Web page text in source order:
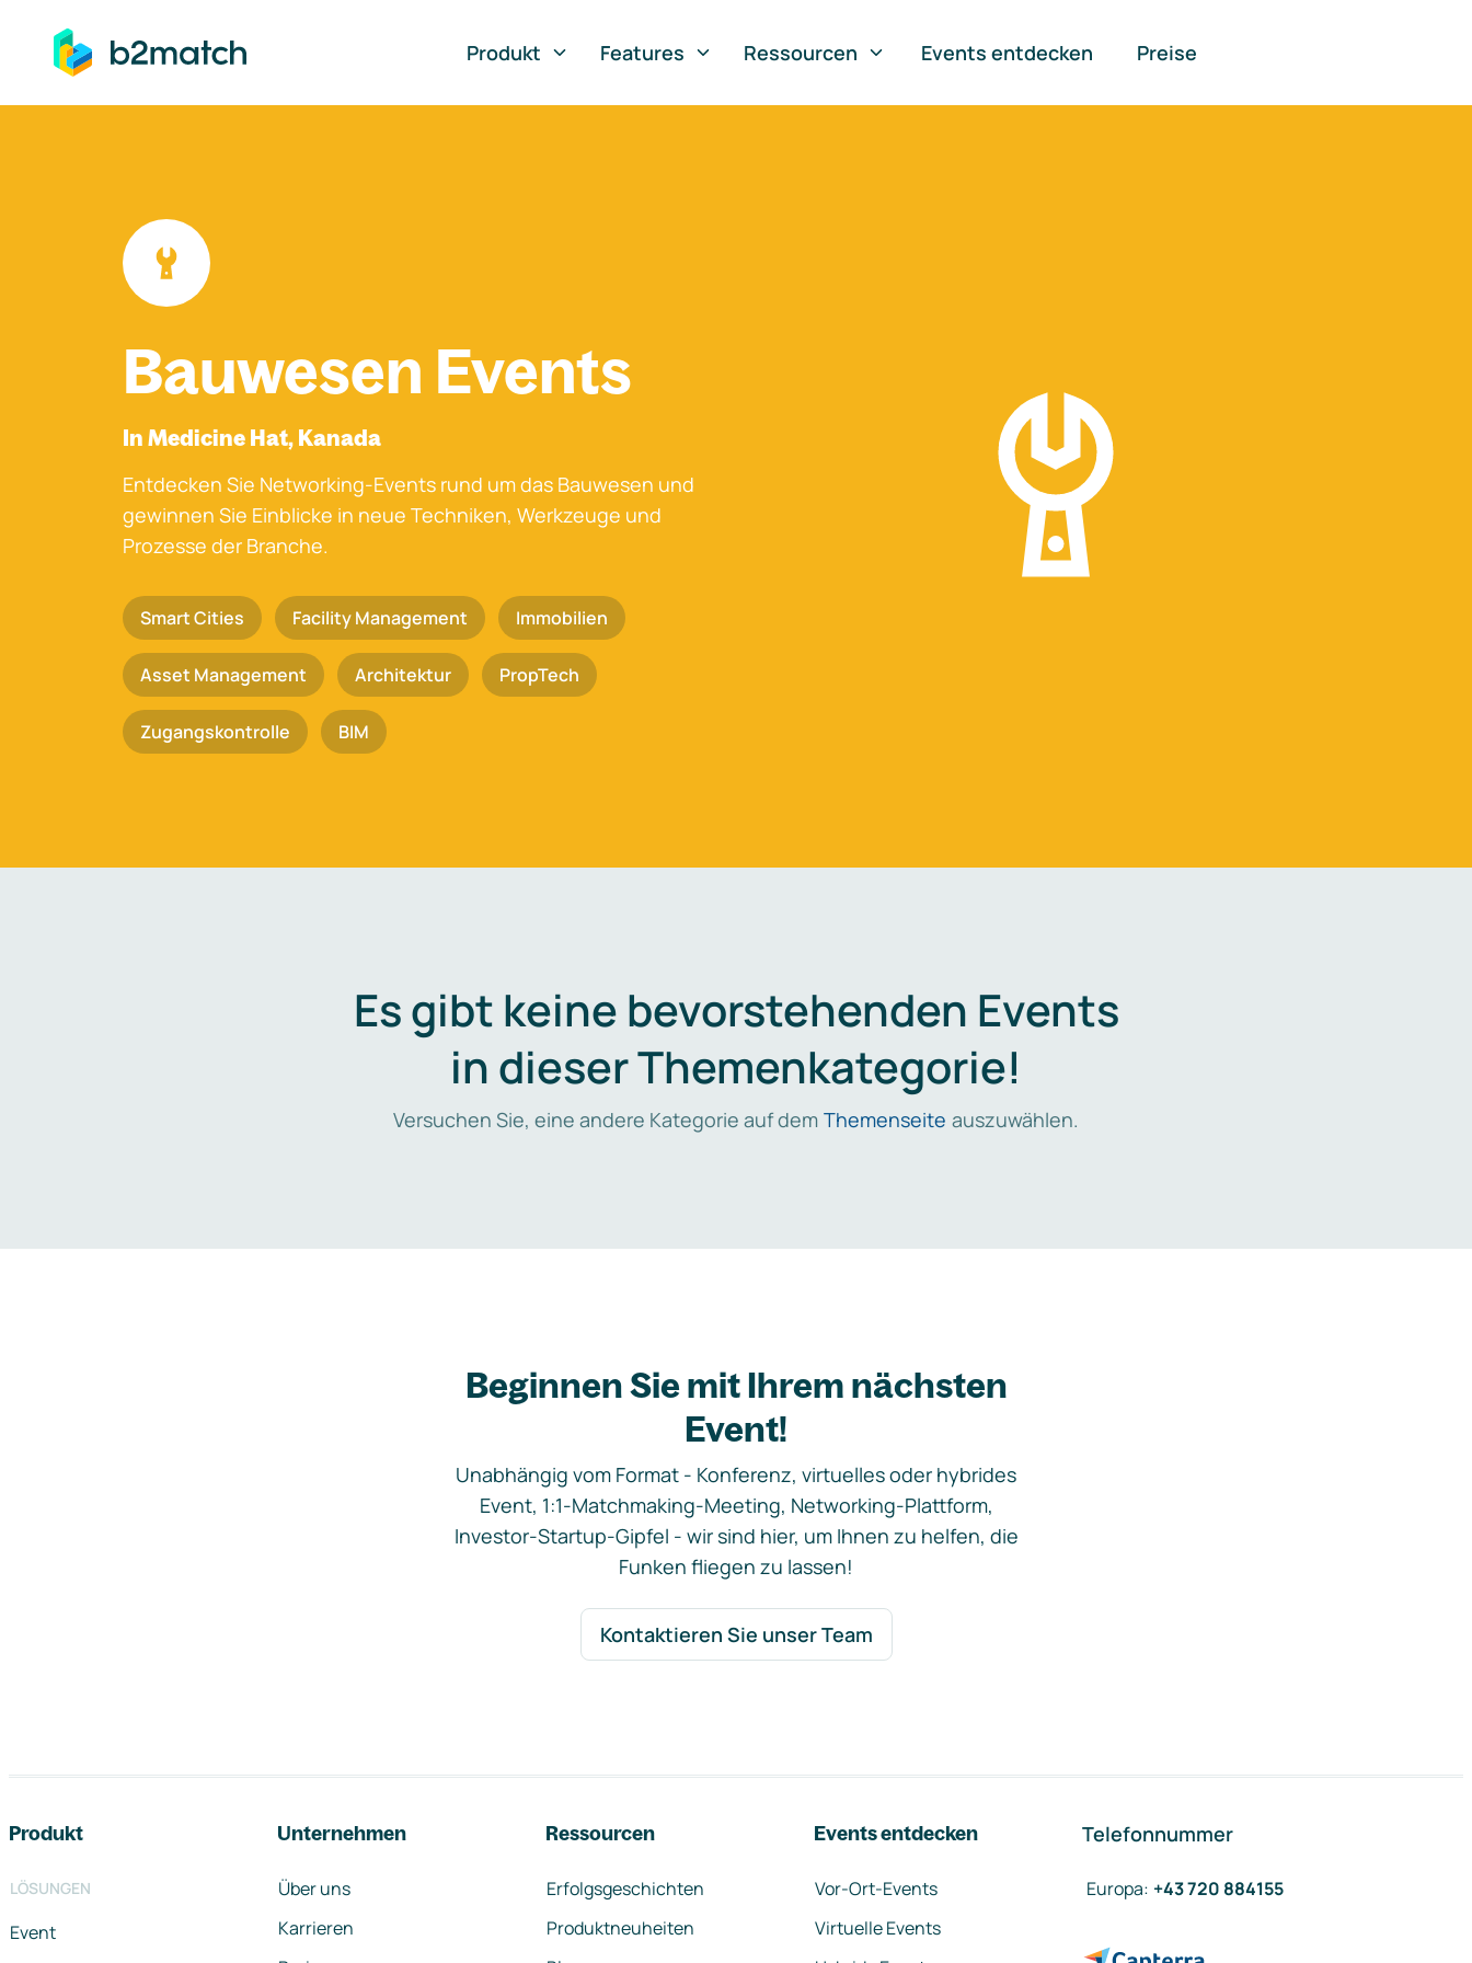
springen
Produkt
Features Ressourcen Events entdecken Preise
Bauwesen Events
In Medicine Hat, Kanada
Entdecken Sie Networking-Events rund um das Bauwesen und
gewinnen Sie Einblicke in neue Techniken, Werkzeuge und
Prozesse der Branche.
Smart Cities Facility Management Immobilien
Asset Management Architektur PropTech
Zugangskontrolle BIM
Es gibt keine bevorstehenden Events
in dieser Themenkategorie!
Versuchen Sie, eine andere Kategorie auf dem Themenseite auszuwählen.
Beginnen Sie mit Ihrem nächsten
Event!
Unabhängig vom Format - Konferenz, virtuelles oder hybrides
Event, 1:1-Matchmaking-Meeting, Networking-Plattform,
Investor-Startup-Gipfel - wir sind hier, um Ihnen zu helfen, die
Funken fliegen zu lassen!
Kontaktieren Sie unser Team
Produkt
LÖSUNGEN
Event
Unternehmen
Über uns
Karrieren
Ressourcen
Erfolgsgeschichten
Produktneuheiten
Events entdecken
Vor-Ort-Events
Virtuelle Events
Telefonnummer
Europa: +43 720 884155